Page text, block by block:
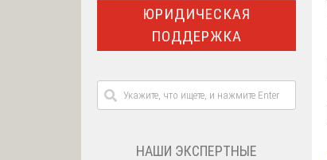
ЮРИДИЧЕСКАЯ
ПОДДЕРЖКА
НАШИ ЭКСПЕРТНЫЕ